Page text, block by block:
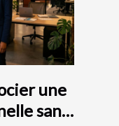
une
sans